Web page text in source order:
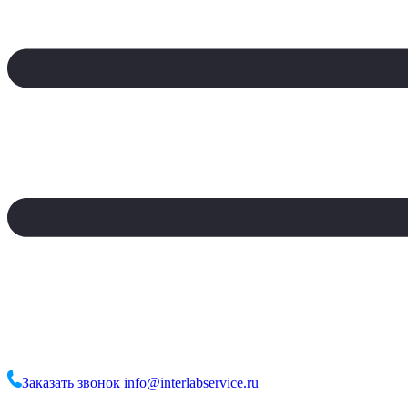
Заказать звонок info@interlabservice.ru